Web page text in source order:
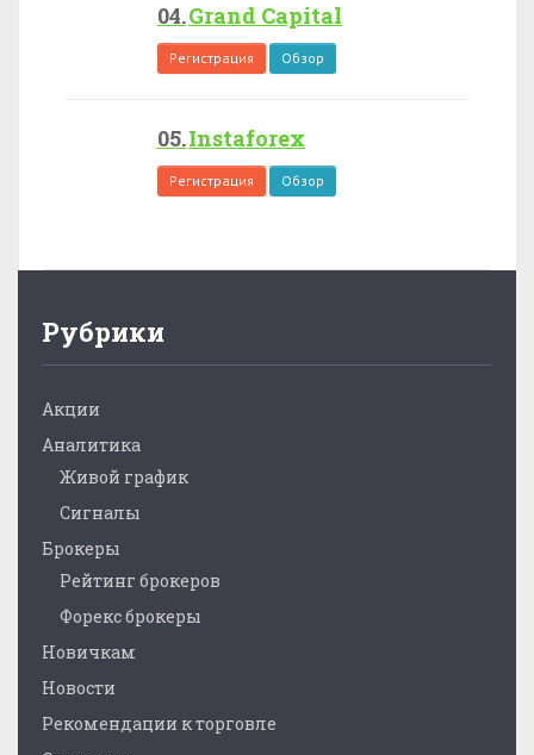
Grand Capital
Регистрация Обзор
Instaforex
Регистрация Обзор
Рубрики
Акции
Аналитика
Живой график
Сигналы
Брокеры
Рейтинг брокеров
Форекс брокеры
Новичкам
Новости
Рекомендации к торговле